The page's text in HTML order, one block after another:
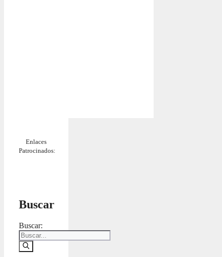
Enlaces
Patrocinados:
Buscar
Buscar: